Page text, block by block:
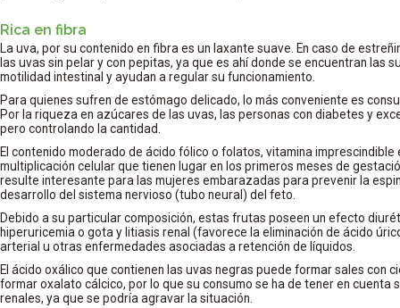
Rica en fibra
La uva, por su contenido en fibra es un laxante suave. En caso de
las uvas sin pelar y con pepitas, ya que es ahí donde se encuentran las
motilidad intestinal y ayudan a regular su funcionamiento.
Para quienes sufren de estómago delicado, lo más conveniente es
Por la riqueza en azúcares de las uvas, las personas con diabetes y
pero controlando la cantidad.
El contenido moderado de ácido fólico o folatos, vitamina imprescindible
multiplicación celular que tienen lugar en los primeros meses de
resulte interesante para las mujeres embarazadas para prevenir la
desarrollo del sistema nervioso (tubo neural) del feto.
Debido a su particular composición, estas frutas poseen un efecto
hiperuricemia o gota y litiasis renal (favorece la eliminación de ácido
arterial u otras enfermedades asociadas a retención de líquidos.
El ácido oxálico que contienen las uvas negras puede formar sales con
formar oxalato cálcico, por lo que su consumo se ha de tener en cuenta
renales, ya que se podría agravar la situación.